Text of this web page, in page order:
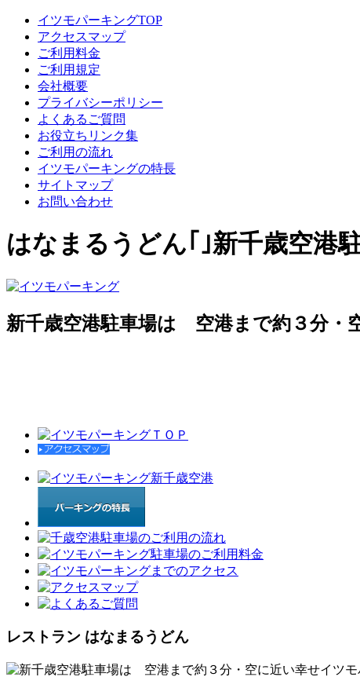
イツモパーキングTOP
アクセスマップ
ご利用料金
ご利用規定
会社概要
プライバシーポリシー
よくあるご質問
お役立ちリンク集
ご利用の流れ
イツモパーキングの特長
サイトマップ
お問い合わせ
はなまるうどん｢｣新千歳空
新千歳空港駐車場は 空港まで約３分・
レストラン はなまるうどん